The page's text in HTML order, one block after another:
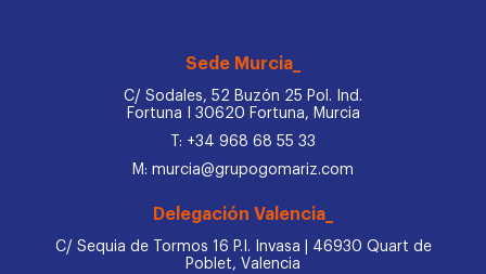
Sede Murcia_
C/ Sodales, 52 Buzón 25 Pol. Ind.
Fortuna I 30620 Fortuna, Murcia
T: +34 968 68 55 33
M: murcia@grupogomariz.com
Delegación Valencia_
C/ Sequia de Tormos 16 P.I. Invasa | 46930 Quart de
Poblet, Valencia